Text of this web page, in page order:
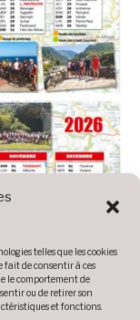
telles que les cookies
fait de consentir à ces
le comportement de
ou de retirer son
et fonctions.